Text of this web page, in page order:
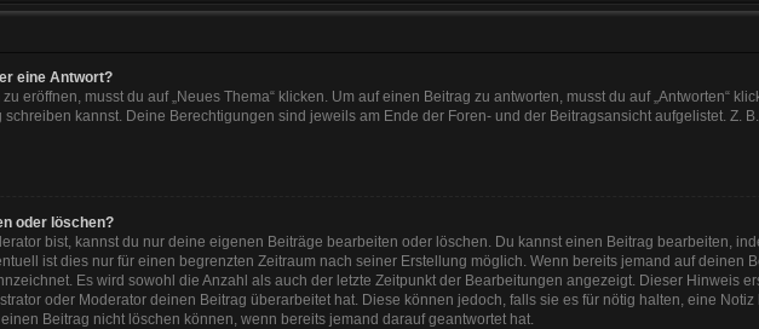
eine Antwort?
eröffnen, musst du auf „Neues Thema“ klicken. Um auf einen Beitrag zu antworten, musst du auf „Antworten“
kannst. Deine Berechtigungen sind jeweils am Ende der Foren- und der Beitragsansicht aufgelistet. Z.
oder löschen?
bist, kannst du nur deine eigenen Beiträge bearbeiten oder löschen. Du kannst einen Beitrag bearbeiten,
ist dies nur für einen begrenzten Zeitraum nach seiner Erstellung möglich. Wenn bereits jemand auf deinen
Es wird sowohl die Anzahl als auch der letzte Zeitpunkt der Bearbeitungen angezeigt. Dieser Hinweis
oder Moderator deinen Beitrag überarbeitet hat. Diese können jedoch, falls sie es für nötig halten, eine
Beitrag nicht löschen können, wenn bereits jemand darauf geantwortet hat.